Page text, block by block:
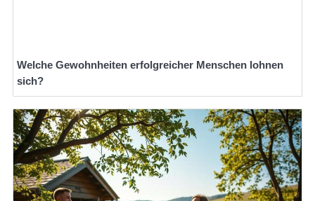
Welche Gewohnheiten erfolgreicher Menschen lohnen
sich?